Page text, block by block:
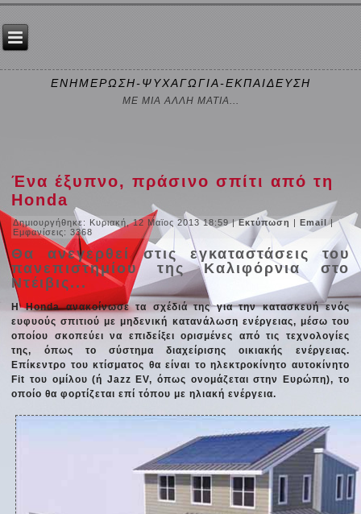
ΕΝΗΜΕΡΩΣΗ-ΨΥΧΑΓΩΓΙΑ-ΕΚΠΑΙΔΕΥΣΗ
ΜΕ ΜΙΑ ΑΛΛΗ ΜΑΤΙΑ...
Ένα έξυπνο, πράσινο σπίτι από τη
Honda
Δημιουργήθηκε: Κυριακή, 12 Μαϊος 2013 18:59|Εκτύπωση |Email|
Εμφανίσεις: 3368
Θα ανεγερθεί στις εγκαταστάσεις του
πανεπιστημίου της Καλιφόρνια στο
Ντέιβις...
Η Honda ανακοίνωσε τα σχέδιά της για την κατασκευή ενός
ευφυούς σπιτιού με μηδενική κατανάλωση ενέργειας, μέσω του
οποίου σκοπεύει να επιδείξει ορισμένες από τις τεχνολογίες
της, όπως το σύστημα διαχείρισης οικιακής ενέργειας.
Επίκεντρο του κτίσματος θα είναι το ηλεκτροκίνητο αυτοκίνητο
Fit του ομίλου (ή Jazz EV, όπως ονομάζεται στην Ευρώπη), το
οποίο θα φορτίζεται επί τόπου με ηλιακή ενέργεια.